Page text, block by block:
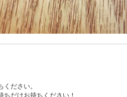
ださい。
だけお持ちください！